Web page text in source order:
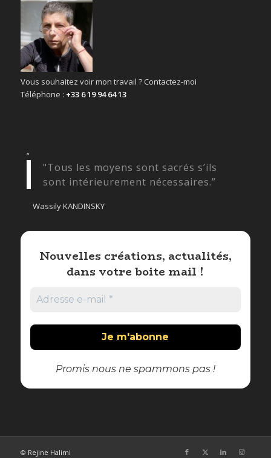
Vous souhaitez voir mon travail ? Contactez-moi
Téléphone : +33 6 19 94 64 13
“
"Tous les moyens sont sacrés s’ils
sont intérieurement nécessaires.”
Wassily KANDINSKY
Nouvelles créations, actualités,
dans votre boite mail !
Promis nous ne spammons pas !
© Rejine Halimi